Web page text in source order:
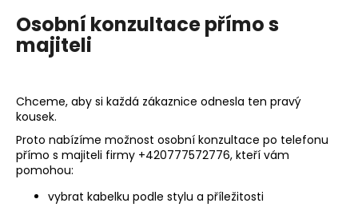
Osobní konzultace přímo s
majiteli
Chceme, aby si každá zákaznice odnesla ten pravý
kousek.
Proto nabízíme možnost osobní konzultace po telefonu
přímo s majiteli firmy +420777572776, kteří vám
pomohou:
vybrat kabelku podle stylu a příležitosti